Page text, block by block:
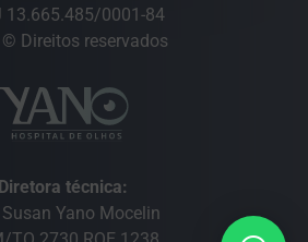
13.665.485/0001-84
Direitos reservados
Diretora técnica:
Susan Yano Mocelin